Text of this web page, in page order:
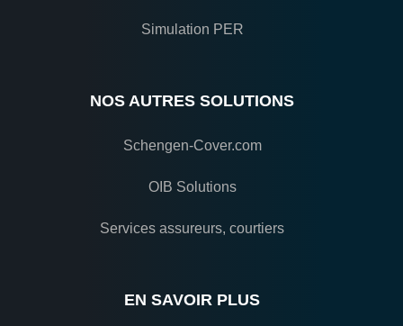
Simulation PER
NOS AUTRES SOLUTIONS
Schengen-Cover.com
OIB Solutions
Services assureurs, courtiers
EN SAVOIR PLUS